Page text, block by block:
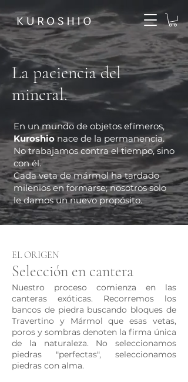
La paciencia del
mineral.
En un mundo de objetos efímeros,
Kuroshio nace de la permanencia.
No trabajamos contra el tiempo, sino
con él.
Cada veta de mármol ha tardado
milenios en formarse; nosotros solo
le damos un nuevo propósito.
EL ORIGEN
Selección en cantera
Nuestro proceso comienza en las
canteras exóticas. Recorremos los
bancos de piedra buscando bloques de
Travertino y Mármol que esas vetas,
poros y sombras denoten la firma única
de la naturaleza. No seleccionamos
piedras "perfectas", seleccionamos
piedras con alma.